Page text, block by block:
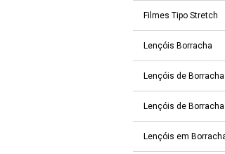
Filmes Tipo Stretch
Lençóis Borracha
Lençóis de Borracha
Lençóis de
Lençóis em